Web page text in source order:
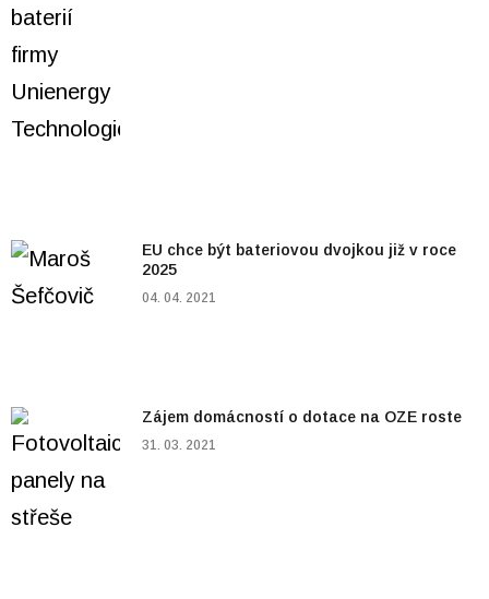
EU chce být bateriovou dvojkou již v roce
2025
04. 04. 2021
Zájem domácností o dotace na OZE roste
31. 03. 2021